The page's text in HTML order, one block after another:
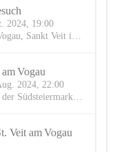
2024, 19:00
Am Kirchplatz, 8423, Sankt Veit am Vogau, Sankt Veit in der Südsteiermark, Leibnitz, Steiermark, AUT
AUG
Vogau
2024, 22:00
Am Kirchplatz 13, 8423 Sankt Veit in der Südsteiermark, AUT
21
Veit am Vogau